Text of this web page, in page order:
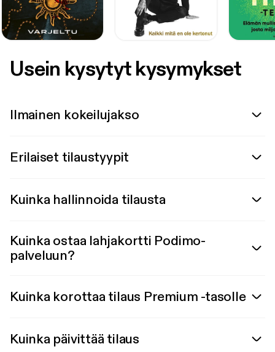
Usein kysytyt kysymykset
Ilmainen kokeilujakso
Erilaiset tilaustyypit
Kuinka hallinnoida tilausta
Kuinka ostaa lahjakortti Podimo-
palveluun?
Kuinka korottaa tilaus Premium -tasolle
Kuinka päivittää tilaus